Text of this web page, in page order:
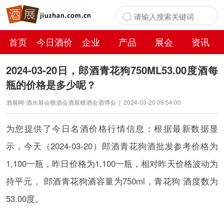
首页 今日酒价 企业 产品 展会
资讯
百科
2024-03-20日，郎酒青花狗750ML53.00度酒每
瓶的价格是多少呢？
酒展网-酒水展会糖酒会酒展糖酒会酒博会 | 2024-03-20 09:54:00
为您提供了今日名酒价格行情信息：根据最新数据显
示，今天（2024-03-20）郎酒青花狗酒批发参考价格为
1,100一瓶，昨日价格为1,100一瓶，相对昨天价格波动为
持平元 。郎酒青花狗酒容量为750ml，青花狗 酒度数为
53.00度。